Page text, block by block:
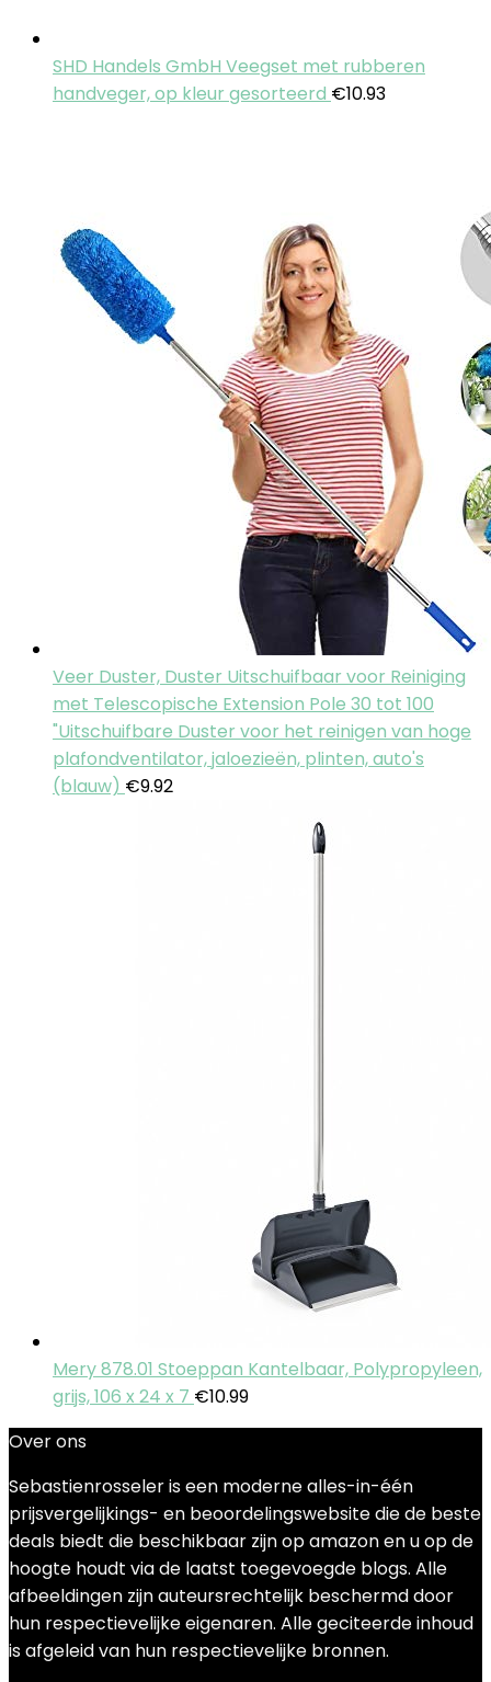
SHD Handels GmbH Veegset met rubberen
handveger, op kleur gesorteerd €10.93
Veer Duster, Duster Uitschuifbaar voor Reiniging
met Telescopische Extension Pole 30 tot 100
"Uitschuifbare Duster voor het reinigen van hoge
plafondventilator, jaloezieën, plinten, auto's
(blauw) €9.92
Mery 878.01 Stoeppan Kantelbaar, Polypropyleen,
grijs, 106 x 24 x 7 €10.99
Over ons
Sebastienrosseler is een moderne alles-in-één
prijsvergelijkings- en beoordelingswebsite die de beste
deals biedt die beschikbaar zijn op amazon en u op de
hoogte houdt via de laatst toegevoegde blogs. Alle
afbeeldingen zijn auteursrechtelijk beschermd door
hun respectievelijke eigenaren. Alle geciteerde inhoud
is afgeleid van hun respectievelijke bronnen.